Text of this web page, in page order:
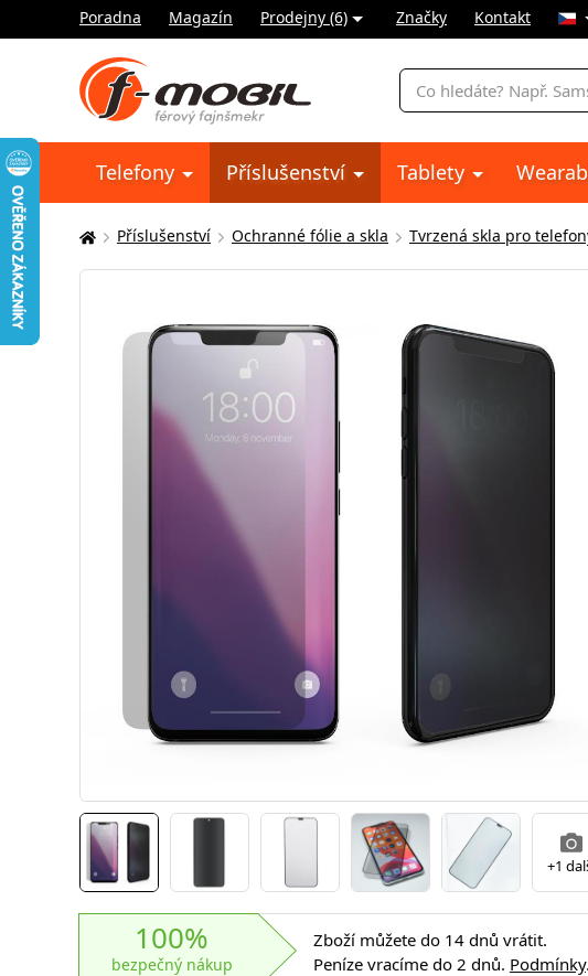
Poradna Magazín Prodejny (6) Značky Kontakt
Vyhledávání
Telefony Příslušenství Tablety
Zde
se
Příslušenství Ochranné fólie a skla Tvrzená skla pro
+1
100%
bezpečný nákup
Zboží můžete do 14 dnů vrátit.
Peníze vracíme do 2 dnů. Podmínky.